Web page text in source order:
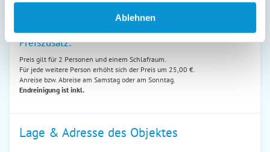
Ablehnen
Preiszusatz:
Preis gilt für 2 Personen und einem Schlafraum.
Für jede weitere Person erhöht sich der Preis um 25,00 €.
Anreise bzw. Abreise am Samstag oder am Sonntag.
Endreinigung ist inkl.
Lage & Adresse des Objektes